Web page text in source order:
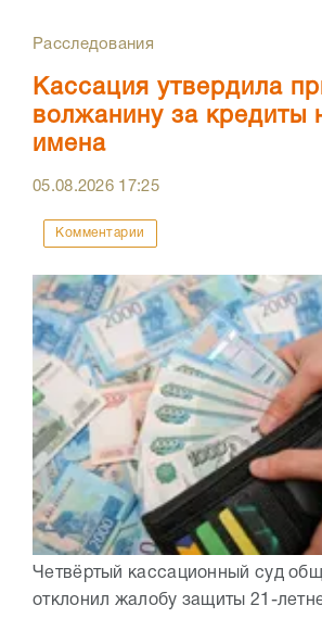
Расследования
Кассация утвердила
волжанину за кредиты
имена
05.08.2026 17:25
Комментарии
Четвёртый кассационный суд
отклонил жалобу защиты 21-